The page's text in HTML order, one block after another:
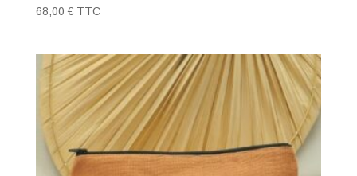
68,00€ TTC